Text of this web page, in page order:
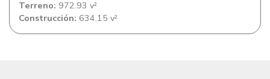
Terreno: 972.93 v²
Construcción: 634.15 v²